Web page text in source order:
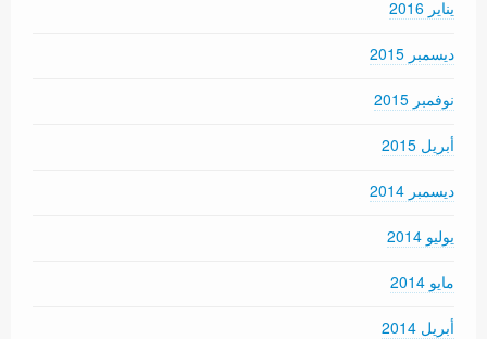
يناير 2016
ديسمبر 2015
نوفمبر 2015
أبريل 2015
ديسمبر 2014
يوليو 2014
مايو 2014
أبريل 2014